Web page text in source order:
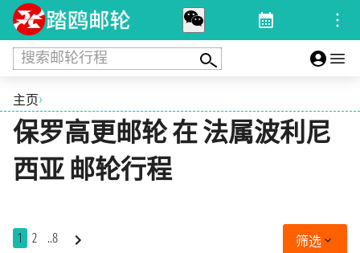
搜索邮轮行程
主页›
保罗高更邮轮 在 法属波利尼
西亚 邮轮行程
1 2 ..8 筛选